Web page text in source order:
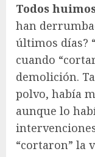
Todos
han
últimos días?
cuando
demolición.
polvo, había
aunque lo
“cortaron” la